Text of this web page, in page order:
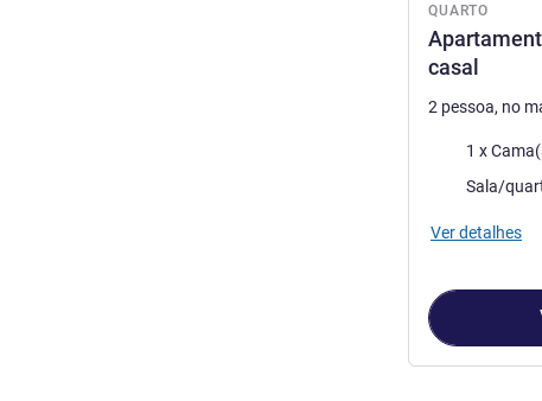
QUARTO
casal
2 pessoa, no
Roupa de cama
1 x
Sala/
Ver detalhes